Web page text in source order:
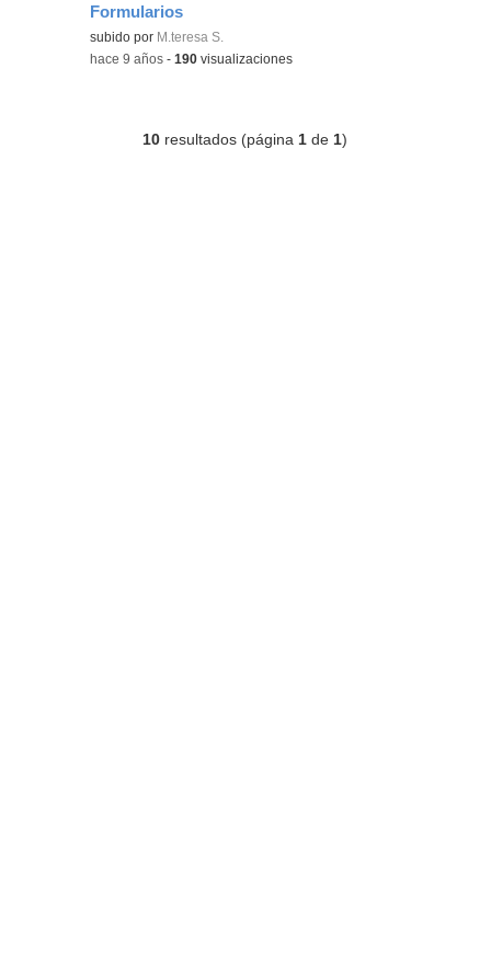
Formularios
Contenido educativo.
subido por M.teresa S.
-hace 9 años -190 visualizaciones
10 resultados (página 1 de 1)